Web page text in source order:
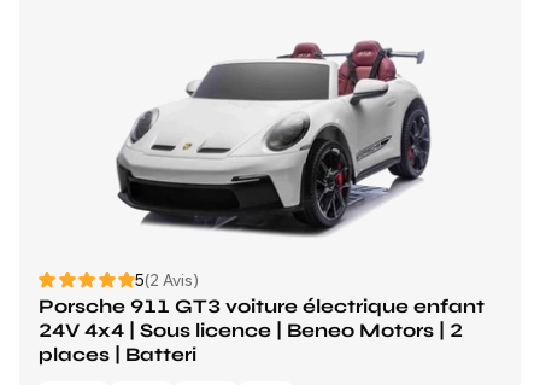
5(2 Avis)
Porsche 911 GT3 voiture électrique enfant
24V 4x4 | Sous licence | Beneo Motors | 2
places | Batteri